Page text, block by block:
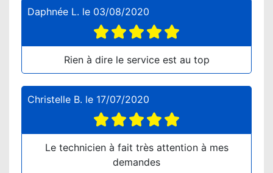
Daphnée L. le 03/08/2020
Rien à dire le service est au top
Christelle B. le 17/07/2020
Le technicien à fait très attention à mes
demandes